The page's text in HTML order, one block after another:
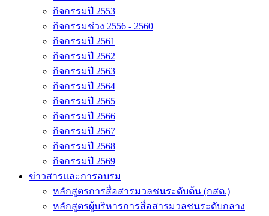
กิจกรรมปี 2553
กิจกรรมช่วง 2556 - 2560
กิจกรรมปี 2561
กิจกรรมปี 2562
กิจกรรมปี 2563
กิจกรรมปี 2564
กิจกรรมปี 2565
กิจกรรมปี 2566
กิจกรรมปี 2567
กิจกรรมปี 2568
กิจกรรมปี 2569
ข่าวสารและการอบรม
หลักสูตรการสื่อสารมวลชนระดับต้น (กสต.)
หลักสูตรผู้บริหารการสื่อสารมวลชนระดับกลาง